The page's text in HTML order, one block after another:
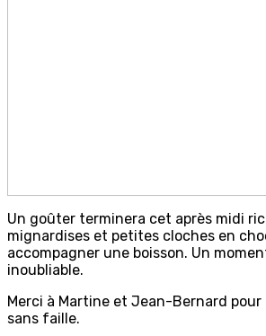
Un goûter terminera cet après midi
mignardises et petites cloches en
accompagner une boisson. Un
inoubliable.
Merci à Martine et Jean-Bernard
sans faille.